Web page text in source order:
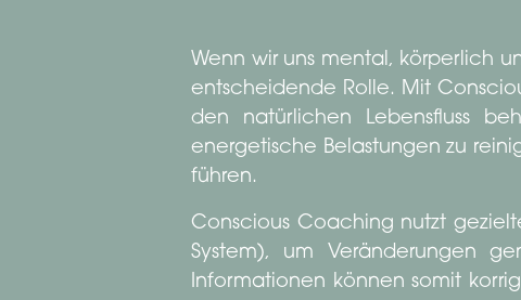
Wenn wir uns mental, körperlich
entscheidende Rolle. Mit
den natürlichen Lebensfluss
energetische Belastungen zu
führen.
Conscious Coaching nutzt
System), um Veränderungen
Informationen können somit